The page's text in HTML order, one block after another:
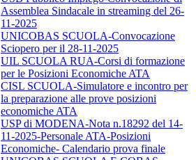
Assemblea Sindacale in streaming del 26-
11-2025
UNICOBAS SCUOLA-Convocazione
Sciopero per il 28-11-2025
UIL SCUOLA RUA-Corsi di formazione
per le Posizioni Economiche ATA
CISL SCUOLA-Simulatore e incontro per
la preparazione alle prove posizioni
economiche ATA
USP di MODENA-Nota n.18292 del 14-
11-2025-Personale ATA-Posizioni
Economiche- Calendario prova finale